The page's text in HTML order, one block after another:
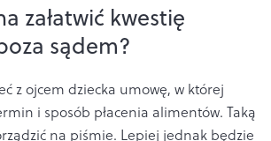
załatwić kwestię
sądem?
z ojcem dziecka umowę, w której
i sposób płacenia alimentów. Taką
na piśmie. Lepiej jednak będzie